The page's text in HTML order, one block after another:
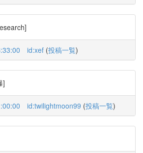
id:xef (投稿一覧)
]
id:twilightmoon99 (投稿一覧)